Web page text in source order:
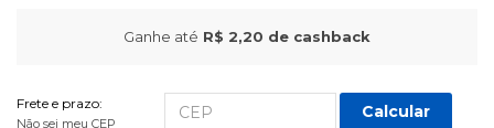
Ganhe até R$ 2,20 de cashback
Frete e prazo:
Não sei meu CEP
Calcular